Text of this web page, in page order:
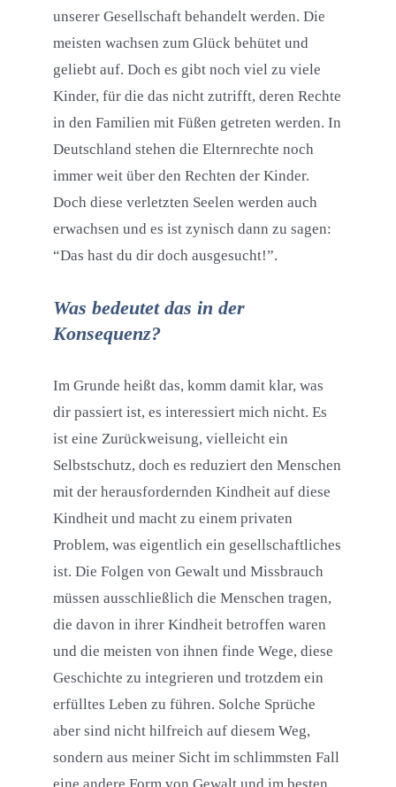
unserer Gesellschaft behandelt werden. Die
meisten wachsen zum Glück behütet und
geliebt auf. Doch es gibt noch viel zu viele
Kinder, für die das nicht zutrifft, deren Rechte
in den Familien mit Füßen getreten werden. In
Deutschland stehen die Elternrechte noch
immer weit über den Rechten der Kinder.
Doch diese verletzten Seelen werden auch
erwachsen und es ist zynisch dann zu sagen:
“Das hast du dir doch ausgesucht!”.
Was bedeutet das in der
Konsequenz?
Im Grunde heißt das, komm damit klar, was
dir passiert ist, es interessiert mich nicht. Es
ist eine Zurückweisung, vielleicht ein
Selbstschutz, doch es reduziert den Menschen
mit der herausfordernden Kindheit auf diese
Kindheit und macht zu einem privaten
Problem, was eigentlich ein gesellschaftliches
ist. Die Folgen von Gewalt und Missbrauch
müssen ausschließlich die Menschen tragen,
die davon in ihrer Kindheit betroffen waren
und die meisten von ihnen finde Wege, diese
Geschichte zu integrieren und trotzdem ein
erfülltes Leben zu führen. Solche Sprüche
aber sind nicht hilfreich auf diesem Weg,
sondern aus meiner Sicht im schlimmsten Fall
eine andere Form von Gewalt und im besten